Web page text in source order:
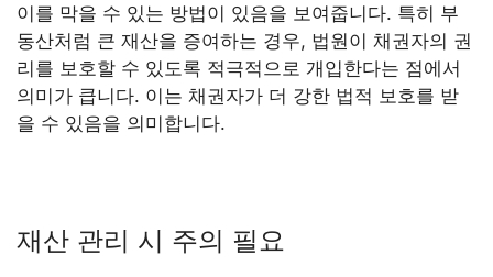
이를 막을 수 있는 방법이 있음을 보여줍니다. 특히 부
동산처럼 큰 재산을 증여하는 경우, 법원이 채권자의 권
리를 보호할 수 있도록 적극적으로 개입한다는 점에서
의미가 큽니다. 이는 채권자가 더 강한 법적 보호를 받
을 수 있음을 의미합니다.
재산 관리 시 주의 필요